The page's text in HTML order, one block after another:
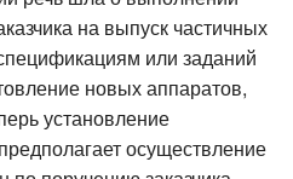
на выпуск частичных
или заданий
новых аппаратов,
установление
осуществление